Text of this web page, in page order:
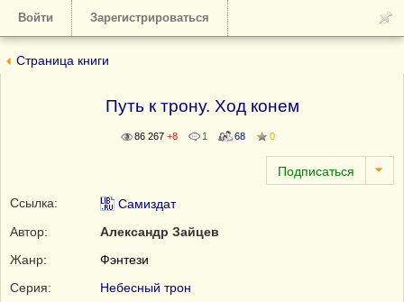
Войти Зарегистрироваться
Страница книги
Путь к трону. Ход конем
86 267 +8 1 68 0
Ссылка:
Самиздат
Автор:
Александр Зайцев
Жанр:
Фэнтези
Серия:
Небесный трон